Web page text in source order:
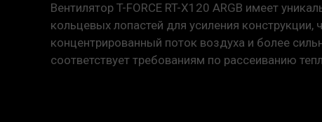
Вентилятор T-FORCE RT-X120 ARGB имеет
кольцевых лопастей для усиления конструкции,
концентрированный поток воздуха и более
соответствует требованиям по рассеиванию